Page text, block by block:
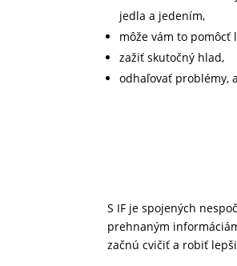
jedla a jedením,
môže vám to pomôcť
zažiť skutočný hlad,
odhaľovať problémy,
S IF je spojených
prehnaným
začnú cvičiť a robiť